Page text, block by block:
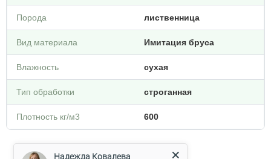
Порода лиственница
Вид материала Имитация бруса
Влажность сухая
Тип обработки строганная
Плотность кг/м3 600